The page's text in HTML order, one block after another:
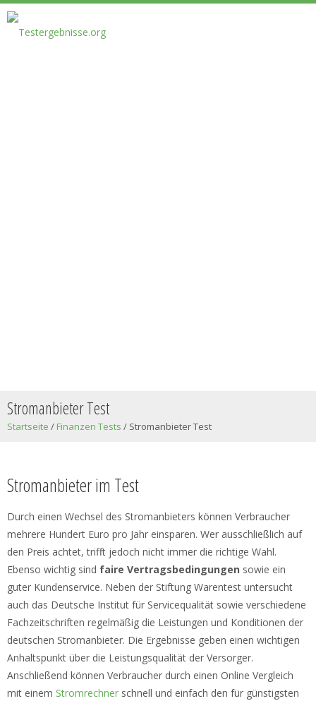
Stromanbieter Test
Startseite / Finanzen Tests / Stromanbieter Test
Stromanbieter im Test
Durch einen Wechsel des Stromanbieters können Verbraucher
mehrere Hundert Euro pro Jahr einsparen. Wer ausschließlich auf
den Preis achtet, trifft jedoch nicht immer die richtige Wahl.
Ebenso wichtig sind faire Vertragsbedingungen sowie ein
guter Kundenservice. Neben der Stiftung Warentest untersucht
auch das Deutsche Institut für Servicequalität sowie verschiedene
Fachzeitschriften regelmäßig die Leistungen und Konditionen der
deutschen Stromanbieter. Die Ergebnisse geben einen wichtigen
Anhaltspunkt über die Leistungsqualität der Versorger.
Anschließend können Verbraucher durch einen Online Vergleich
mit einem Stromrechner schnell und einfach den für günstigsten